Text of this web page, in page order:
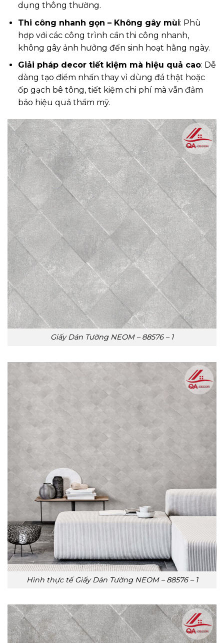
dụng thông thường.
Thi công nhanh gọn – Không gây mùi: Phù
hợp với các công trình cần thi công nhanh,
không gây ảnh hưởng đến sinh hoạt hằng ngày.
Giải pháp decor tiết kiệm mà hiệu quả cao: Dễ
dàng tạo điểm nhấn thay vì dùng đá thật hoặc
ốp gạch bê tông, tiết kiệm chi phí mà vẫn đảm
bảo hiệu quả thẩm mỹ.
Giấy Dán Tường NEOM – 88576 – 1
Hình thực tế Giấy Dán Tường NEOM – 88576 – 1